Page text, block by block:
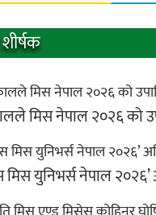
मिस नेपाल २०२६ को
मिस युनिभर्स नेपाल